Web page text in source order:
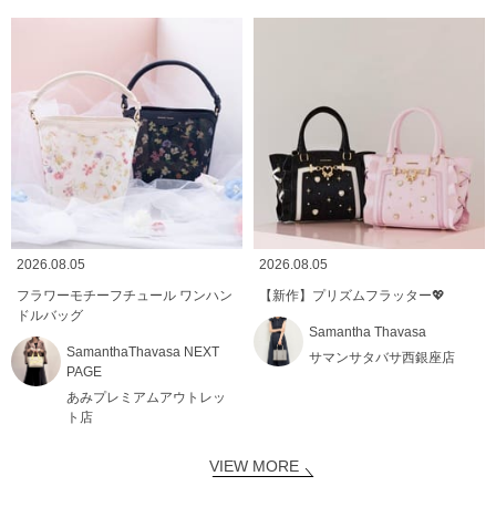
2026.08.05
フラワーモチーフチュール ワンハン
ドルバッグ
SamanthaThavasa NEXT
PAGE
あみプレミアムアウトレッ
ト店
2026.08.05
【新作】プリズムフラッター💖
Samantha Thavasa
サマンサタバサ西銀座店
VIEW MORE